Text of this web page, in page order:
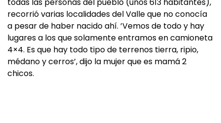
recorrió varias localidades del Valle que no conocía
a pesar de haber nacido ahí. ’Vemos de todo y hay
lugares a los que solamente entramos en camioneta
4×4. Es que hay todo tipo de terrenos tierra, ripio,
médano y cerros’, dijo la mujer que es mamá 2
chicos.